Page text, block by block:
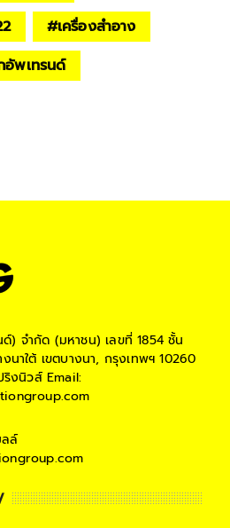
#เครื่องสำอาง
อัพเทรนด์
) จำกัด (มหาชน) เลขที่ 1854 ชั้น
นาใต้ เขตบางนา, กรุงเทพฯ 10260
งนิวส์Email:
ล์